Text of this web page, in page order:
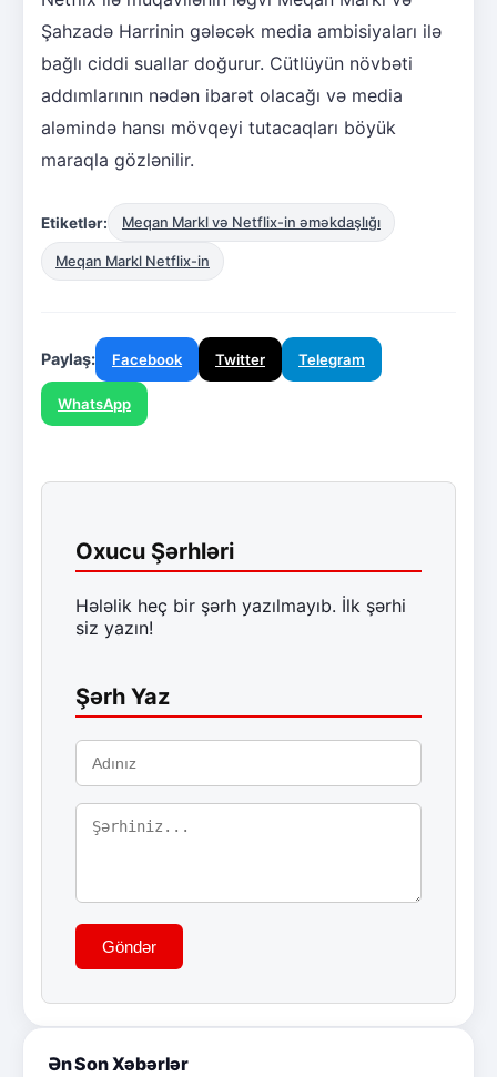
Şahzadə Harrinin gələcək media ambisiyaları ilə
bağlı ciddi suallar doğurur. Cütlüyün növbəti
addımlarının nədən ibarət olacağı və media
aləmində hansı mövqeyi tutacaqları böyük
maraqla gözlənilir.
Etiketlər: Meqan Markl və Netflix-in əməkdaşlığı
Meqan Markl Netflix-in
Paylaş: Facebook Twitter Telegram
WhatsApp
Oxucu Şərhləri
Hələlik heç bir şərh yazılmayıb. İlk şərhi
siz yazın!
Şərh Yaz
Göndər
Ən Son Xəbərlər